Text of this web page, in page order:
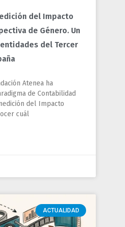
del Impacto
de Género. Un
del Tercer
Atenea ha
de Contabilidad
del Impacto
cuál
ACTUALIDAD